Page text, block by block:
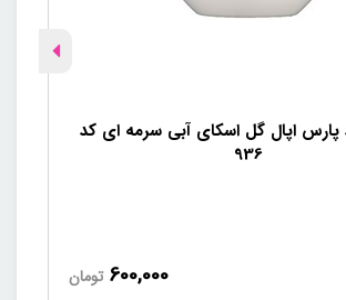
پارس اپال گل اسکای آبی سرمه ای کد
936
600,000 تومان